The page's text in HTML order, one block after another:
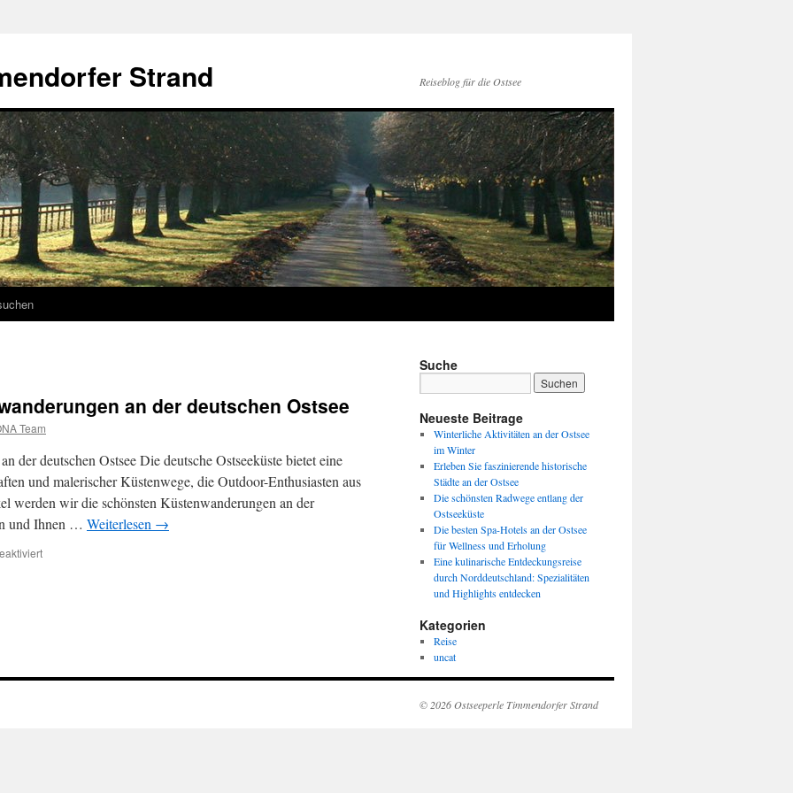
Strand Reiseblog für die Ostsee
an der deutschen Ostsee
Team
der deutschen Ostsee Die deutsche Ostseeküste bietet eine
und malerischer Küstenwege, die Outdoor-Enthusiasten aus
werden wir die schönsten Küstenwanderungen an der
und Ihnen … Weiterlesen →
für
Suche
Neueste Beitrage
Winterliche Aktivitäten an der Ostsee
im Winter
Erleben Sie faszinierende historische
Städte an der Ostsee
Die schönsten Radwege entlang der
Ostseeküste
Die besten Spa-Hotels an der Ostsee
für Wellness und Erholung
Eine kulinarische Entdeckungsreise
durch Norddeutschland: Spezialitäten
und Highlights entdecken
Kategorien
Reise
uncat
© 2026 Ostseeperle Timmendorfer Strand